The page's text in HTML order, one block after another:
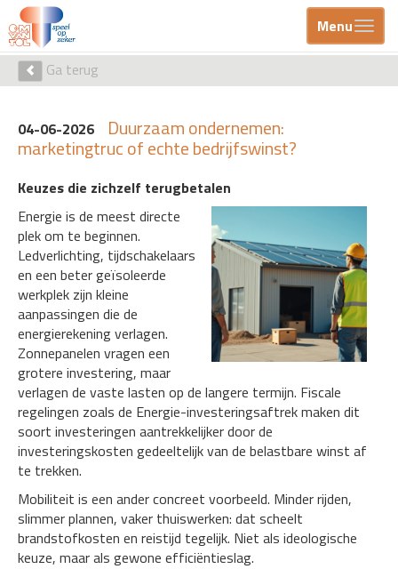
Menu
Ga terug
04-06-2026 Duurzaam ondernemen:
marketingtruc of echte bedrijfswinst?
Keuzes die zichzelf terugbetalen
Energie is de meest directe
plek om te beginnen.
Ledverlichting, tijdschakelaars
en een beter geïsoleerde
werkplek zijn kleine
aanpassingen die de
energierekening verlagen.
Zonnepanelen vragen een
grotere investering, maar
verlagen de vaste lasten op de langere termijn. Fiscale
regelingen zoals de Energie-investeringsaftrek maken dit
soort investeringen aantrekkelijker door de
investeringskosten gedeeltelijk van de belastbare winst af
te trekken.
Mobiliteit is een ander concreet voorbeeld. Minder rijden,
slimmer plannen, vaker thuiswerken: dat scheelt
brandstofkosten en reistijd tegelijk. Niet als ideologische
keuze, maar als gewone efficiëntieslag.